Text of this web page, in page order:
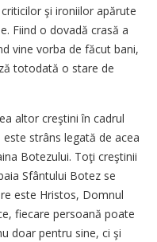
şi ironiilor apărute
Fiind o dovadă crasă a
vine vorba de făcut bani,
totodată o stare de
altor creştini în cadrul
strâns legată de acea
Botezului. Toţi creştinii
Sfântului Botez se
este Hristos, Domnul
fiecare persoană poate
doar pentru sine, ci şi